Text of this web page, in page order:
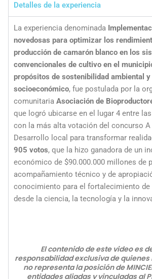
Detalles de la experiencia
La experiencia denominada
novedosas para optimizar los
producción de camarón blanco en los
convencionales de cultivo en el
propósitos de sostenibilidad ambiental
socioeconómico, fue postulada por la
comunitaria Asociación de
que logró ubicarse en el lugar 4 entre
con la más alta votación del concurso A
Desarrollo local para transformar
905 votos, que la hizo ganadora de un
económico de $90.000.000 millones de
acompañamiento técnico y de
conocimiento para el fortalecimiento de
desde la ciencia, la tecnología y la
El contenido de este video es
responsabilidad exclusiva de quienes
no representa la posición de
entidades aliadas y vinculadas al